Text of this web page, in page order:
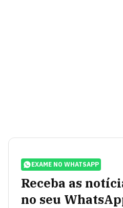
EXAME NO WHATSAPP
Receba as
no seu